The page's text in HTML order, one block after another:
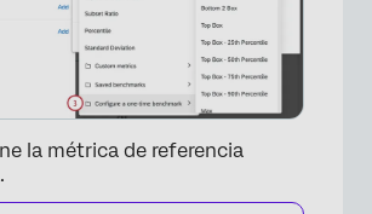
la métrica de referencia